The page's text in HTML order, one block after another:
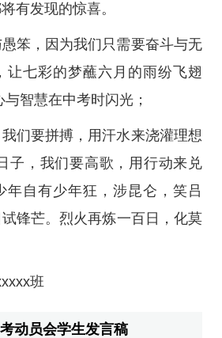
有发现的惊喜。
笨，因为我们只需要奋斗与无
让七彩的梦蘸六月的雨纷飞翅
智慧在中考时闪光；
们要拼搏，用汗水来浇灌理想
子，我们要高歌，用行动来兑
年自有少年狂，涉昆仑，笑吕
锋芒。烈火再炼一百日，化莫
班
动员会学生发言稿